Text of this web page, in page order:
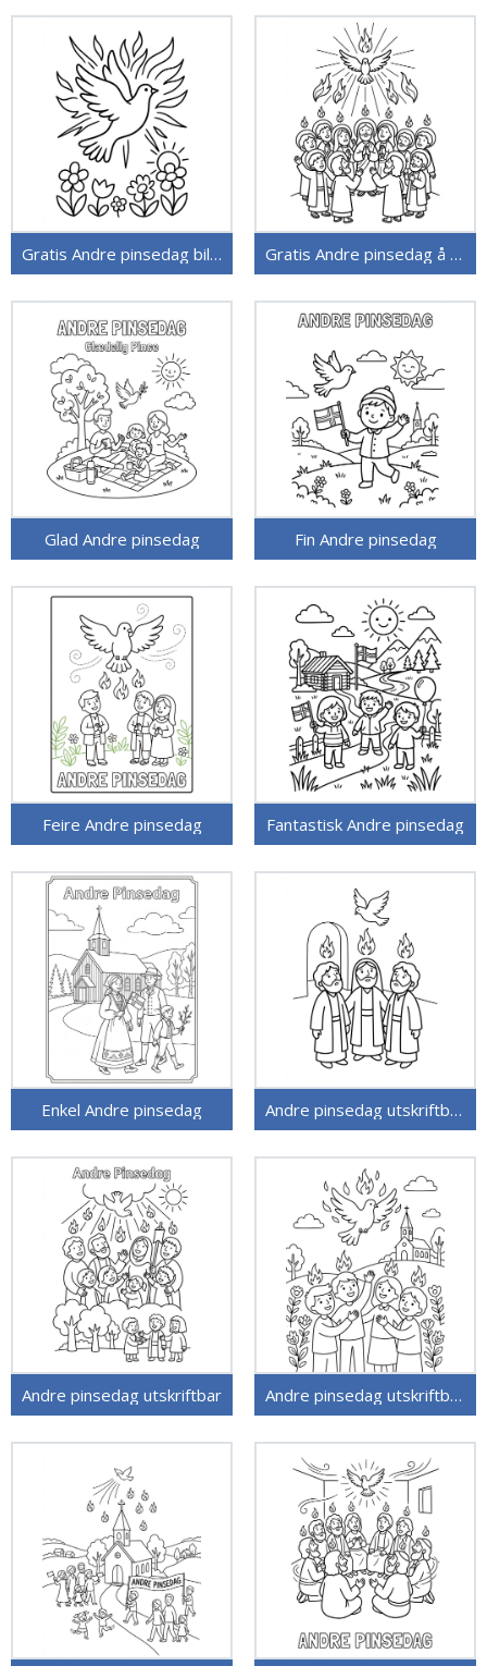
Gratis Andre pinsedag bilde Gratis Andre pinsedag å skrive ut
Glad Andre pinsedag Fin Andre pinsedag
Feire Andre pinsedag Fantastisk Andre pinsedag
Enkel Andre pinsedag Andre pinsedag utskriftbart bilde
Andre pinsedag utskriftbar Andre pinsedag utskriftbar for barn